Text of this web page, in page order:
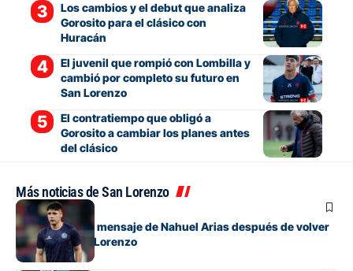
Los cambios y el debut que analiza
Gorosito para el clásico con
Huracán
El juvenil que rompió con Lombilla y
cambió por completo su futuro en
San Lorenzo
El contratiempo que obligó a
Gorosito a cambiar los planes antes
del clásico
Más noticias de San Lorenzo
Fútbol
El conmovedor mensaje de Nahuel Arias después de volver
a jugar en San Lorenzo